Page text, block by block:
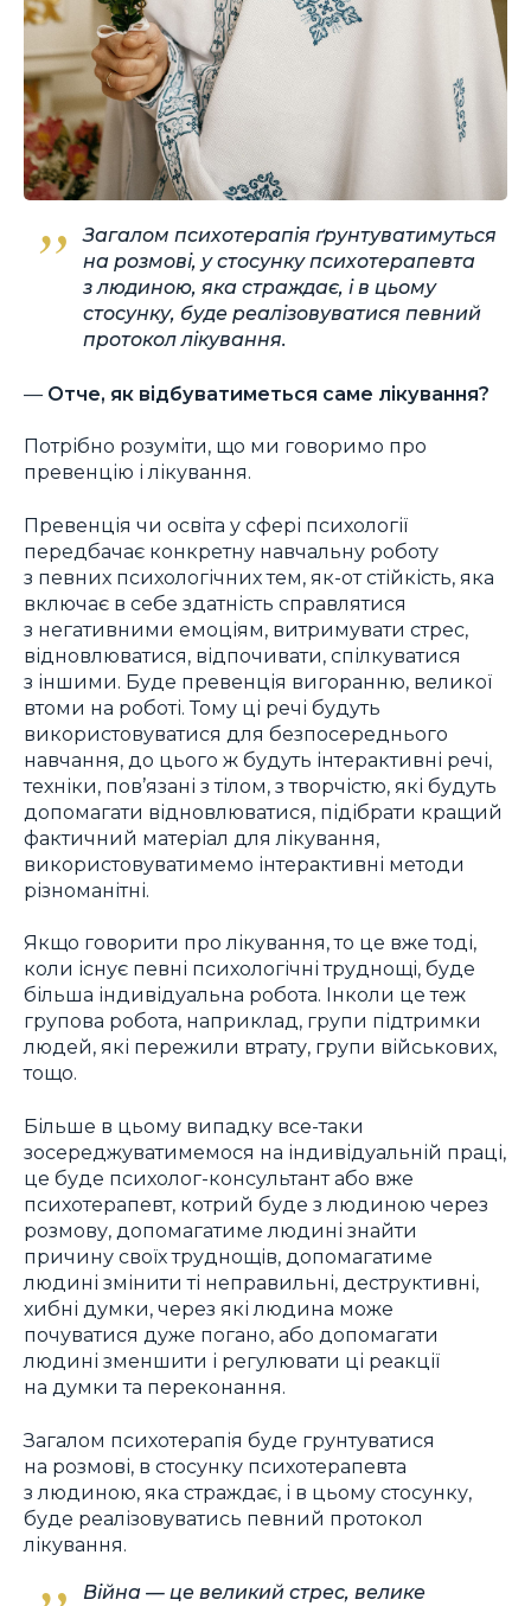
Загалом психотерапія ґрунтуватимуться
на розмові, у стосунку психотерапевта
з людиною, яка страждає, і в цьому
стосунку, буде реалізовуватися певний
протокол лікування.
— Отче, як відбуватиметься саме лікування?
Потрібно розуміти, що ми говоримо про
превенцію і лікування.
Превенція чи освіта у сфері психології
передбачає конкретну навчальну роботу
з певних психологічних тем, як-от стійкість, яка
включає в себе здатність справлятися
з негативними емоціям, витримувати стрес,
відновлюватися, відпочивати, спілкуватися
з іншими. Буде превенція вигоранню, великої
втоми на роботі. Тому ці речі будуть
використовуватися для безпосереднього
навчання, до цього ж будуть інтерактивні речі,
техніки, пов’язані з тілом, з творчістю, які будуть
допомагати відновлюватися, підібрати кращий
фактичний матеріал для лікування,
використовуватимемо інтерактивні методи
різноманітні.
Якщо говорити про лікування, то це вже тоді,
коли існує певні психологічні труднощі, буде
більша індивідуальна робота. Інколи це теж
групова робота, наприклад, групи підтримки
людей, які пережили втрату, групи військових,
тощо.
Більше в цьому випадку все-таки
зосереджуватимемося на індивідуальній праці,
це буде психолог-консультант або вже
психотерапевт, котрий буде з людиною через
розмову, допомагатиме людині знайти
причину своїх труднощів, допомагатиме
людині змінити ті неправильні, деструктивні,
хибні думки, через які людина може
почуватися дуже погано, або допомагати
людині зменшити і регулювати ці реакції
на думки та переконання.
Загалом психотерапія буде грунтуватися
на розмові, в стосунку психотерапевта
з людиною, яка страждає, і в цьому стосунку,
буде реалізовуватись певний протокол
лікування.
Війна — це великий стрес, велике